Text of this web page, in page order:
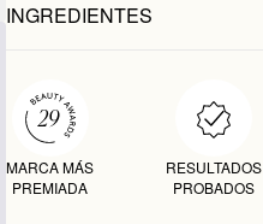
INGREDIENTES
MARCA MÁS
PREMIADA
RESULTADOS
PROBADOS